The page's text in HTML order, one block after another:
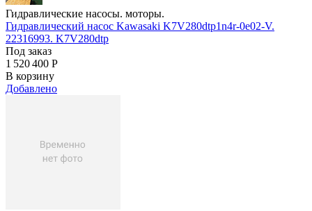
Гидравлические насосы. моторы.
Гидравлический насос Kawasaki K7V280dtp1n4r-0e02-V.
22316993. K7V280dtp
Под заказ
1 520 400 Р
В корзину
Добавлено